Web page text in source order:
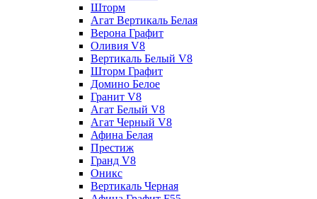
Шторм
Агат Вертикаль Белая
Верона Графит
Оливия V8
Вертикаль Белый V8
Шторм Графит
Домино Белое
Гранит V8
Агат Белый V8
Агат Черный V8
Афина Белая
Престиж
Гранд V8
Оникс
Вертикаль Черная